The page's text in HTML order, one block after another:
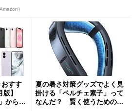
）
すす
】
からお
夏の暑さ対策グッズでよく見
掛ける「ペルチェ素子」って
なんだ？ 賢く使うための注